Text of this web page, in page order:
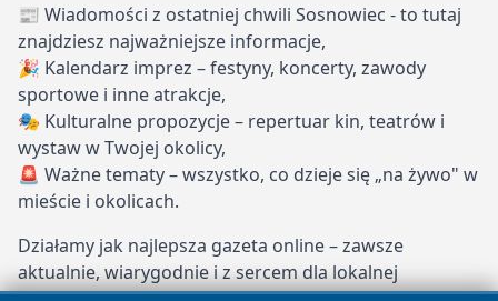
📰 Wiadomości z ostatniej chwili Sosnowiec - to tutaj
znajdziesz najważniejsze informacje,
🎉 Kalendarz imprez – festyny, koncerty, zawody
sportowe i inne atrakcje,
🎭 Kulturalne propozycje – repertuar kin, teatrów i
wystaw w Twojej okolicy,
🚨 Ważne tematy – wszystko, co dzieje się „na żywo" w
mieście i okolicach.
Działamy jak najlepsza gazeta online – zawsze
aktualnie, wiarygodnie i z sercem dla lokalnej